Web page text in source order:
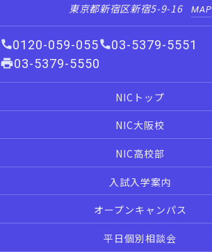
東京都新宿区新宿5-9-16
MAP
0120-059-055
03-5379-5551
03-5379-5550
NICトップ
NIC大阪校
NIC高校部
入試入学案内
オープンキャンパス
平日個別相談会